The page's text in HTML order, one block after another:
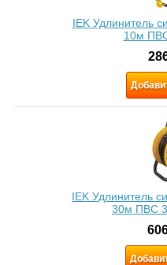
IEK Удлинитель
10м
IEK Удлинитель
30м ПВС